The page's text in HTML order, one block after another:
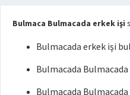
Bulmaca Bulmacada erkek işi
Bulmacada erkek işi
Bulmacada
Bulmacada